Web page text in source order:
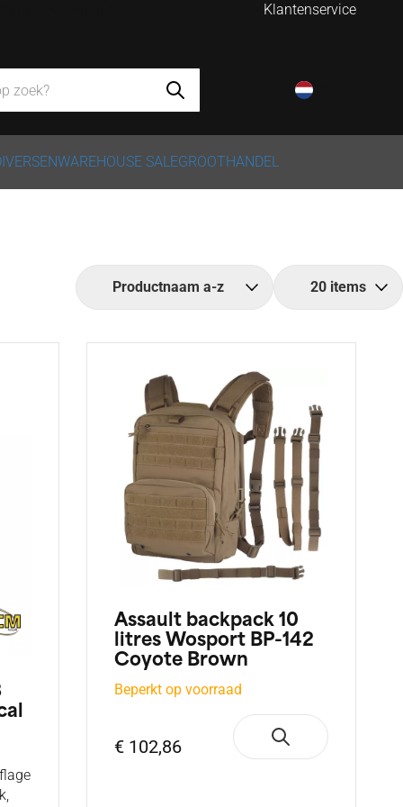
Klantenservice
WAREHOUSE SALEGROOTHANDEL
Assault backpack 10
litres Wosport BP-142
Coyote Brown
Beperkt op voorraad
€ 102,86